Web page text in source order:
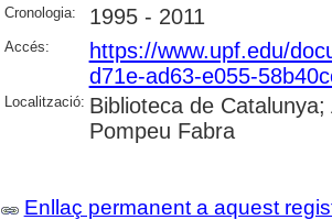
Cronologia: 1995 - 2011
Accés:
https://www.upf.edu/
d71e-ad63-e055-
Localització: Biblioteca de
Pompeu Fabra
Enllaç permanent a aquest